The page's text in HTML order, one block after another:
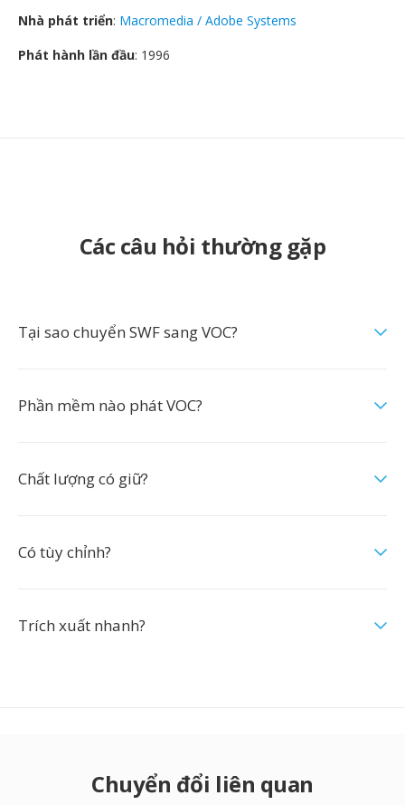
Nhà phát triển: Macromedia / Adobe Systems
Phát hành lần đầu: 1996
Các câu hỏi thường gặp
Tại sao chuyển SWF sang VOC?
Phần mềm nào phát VOC?
Chất lượng có giữ?
Có tùy chỉnh?
Trích xuất nhanh?
Chuyển đổi liên quan